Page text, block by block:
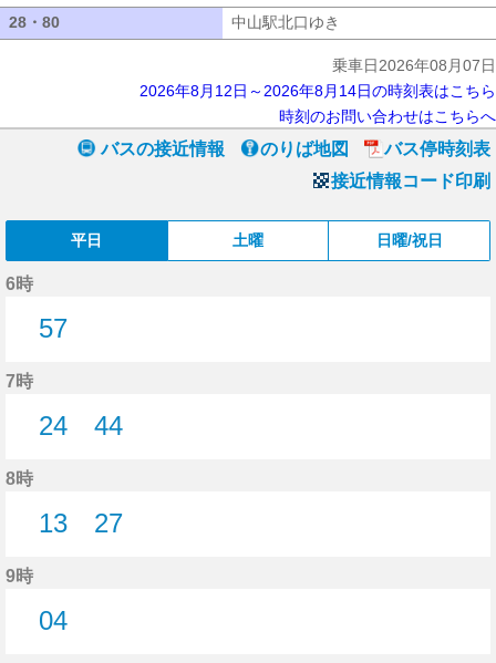
28・80 中山駅北口ゆき
乗車日2026年08月07日
2026年8月12日～2026年8月14日の時刻表はこちら
時刻のお問い合わせはこちらへ
バスの接近情報 のりば地図
バス停時刻表
接近情報コード印刷
平日 土曜 日曜/祝日
6時
57
7時
24
44
8時
13
27
9時
04